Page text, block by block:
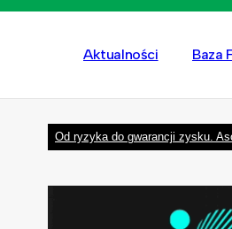
Aktualności Baza
Od ryzyka do gwarancji zysku.